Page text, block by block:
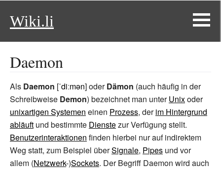
Wiki.li
Daemon
Als Daemon [ˈdiːmən] oderDämon (auch häufig in der
Schreibweise Demon) bezeichnet man unterUnixoder
unixartigen Systemen einen Prozess, derim Hintergrund
abläuft und bestimmte Dienstezur Verfügung stellt.
Benutzerinteraktionen finden hierbei nur auf indirektem
Weg statt, zum Beispiel überSignale, Pipes und vor
allem (Netzwerk-)Sockets. Der Begriff Daemon wird auch